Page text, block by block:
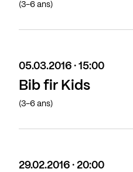
(3-6 ans)
05.03.2016 · 15:00
Bib fir Kids
(3-6 ans)
29.02.2016 · 20:00